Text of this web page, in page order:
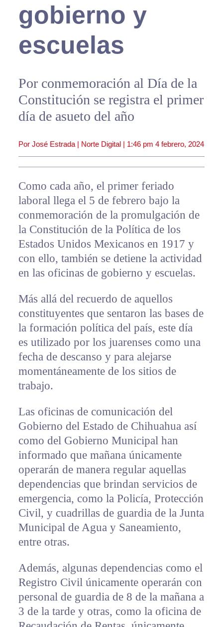
gobierno y
escuelas
Por conmemoración al Día de la
Constitución se registra el primer
día de asueto del año
Por José Estrada | Norte Digital | 1:46 pm 4 febrero, 2024
Como cada año, el primer feriado
laboral llega el 5 de febrero bajo la
conmemoración de la promulgación de
la Constitución de la Política de los
Estados Unidos Mexicanos en 1917 y
con ello, también se detiene la actividad
en las oficinas de gobierno y escuelas.
Más allá del recuerdo de aquellos
constituyentes que sentaron las bases de
la formación política del país, este día
es utilizado por los juarenses como una
fecha de descanso y para alejarse
momentáneamente de los sitios de
trabajo.
Las oficinas de comunicación del
Gobierno del Estado de Chihuahua así
como del Gobierno Municipal han
informado que mañana únicamente
operarán de manera regular aquellas
dependencias que brindan servicios de
emergencia, como la Policía, Protección
Civil, y cuadrillas de guardia de la Junta
Municipal de Agua y Saneamiento,
entre otras.
Además, algunas dependencias como el
Registro Civil únicamente operarán con
personal de guardia de 8 de la mañana a
3 de la tarde y otras, como la oficina de